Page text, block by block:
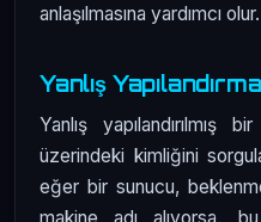
anlaşılmasına yardımcı olur.
Yanlış
Yanlış yapılandırılmış
üzerindeki kimliğini
eğer bir sunucu,